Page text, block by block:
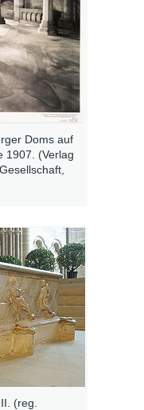
Doms auf
1907. (Verlag
(reg.